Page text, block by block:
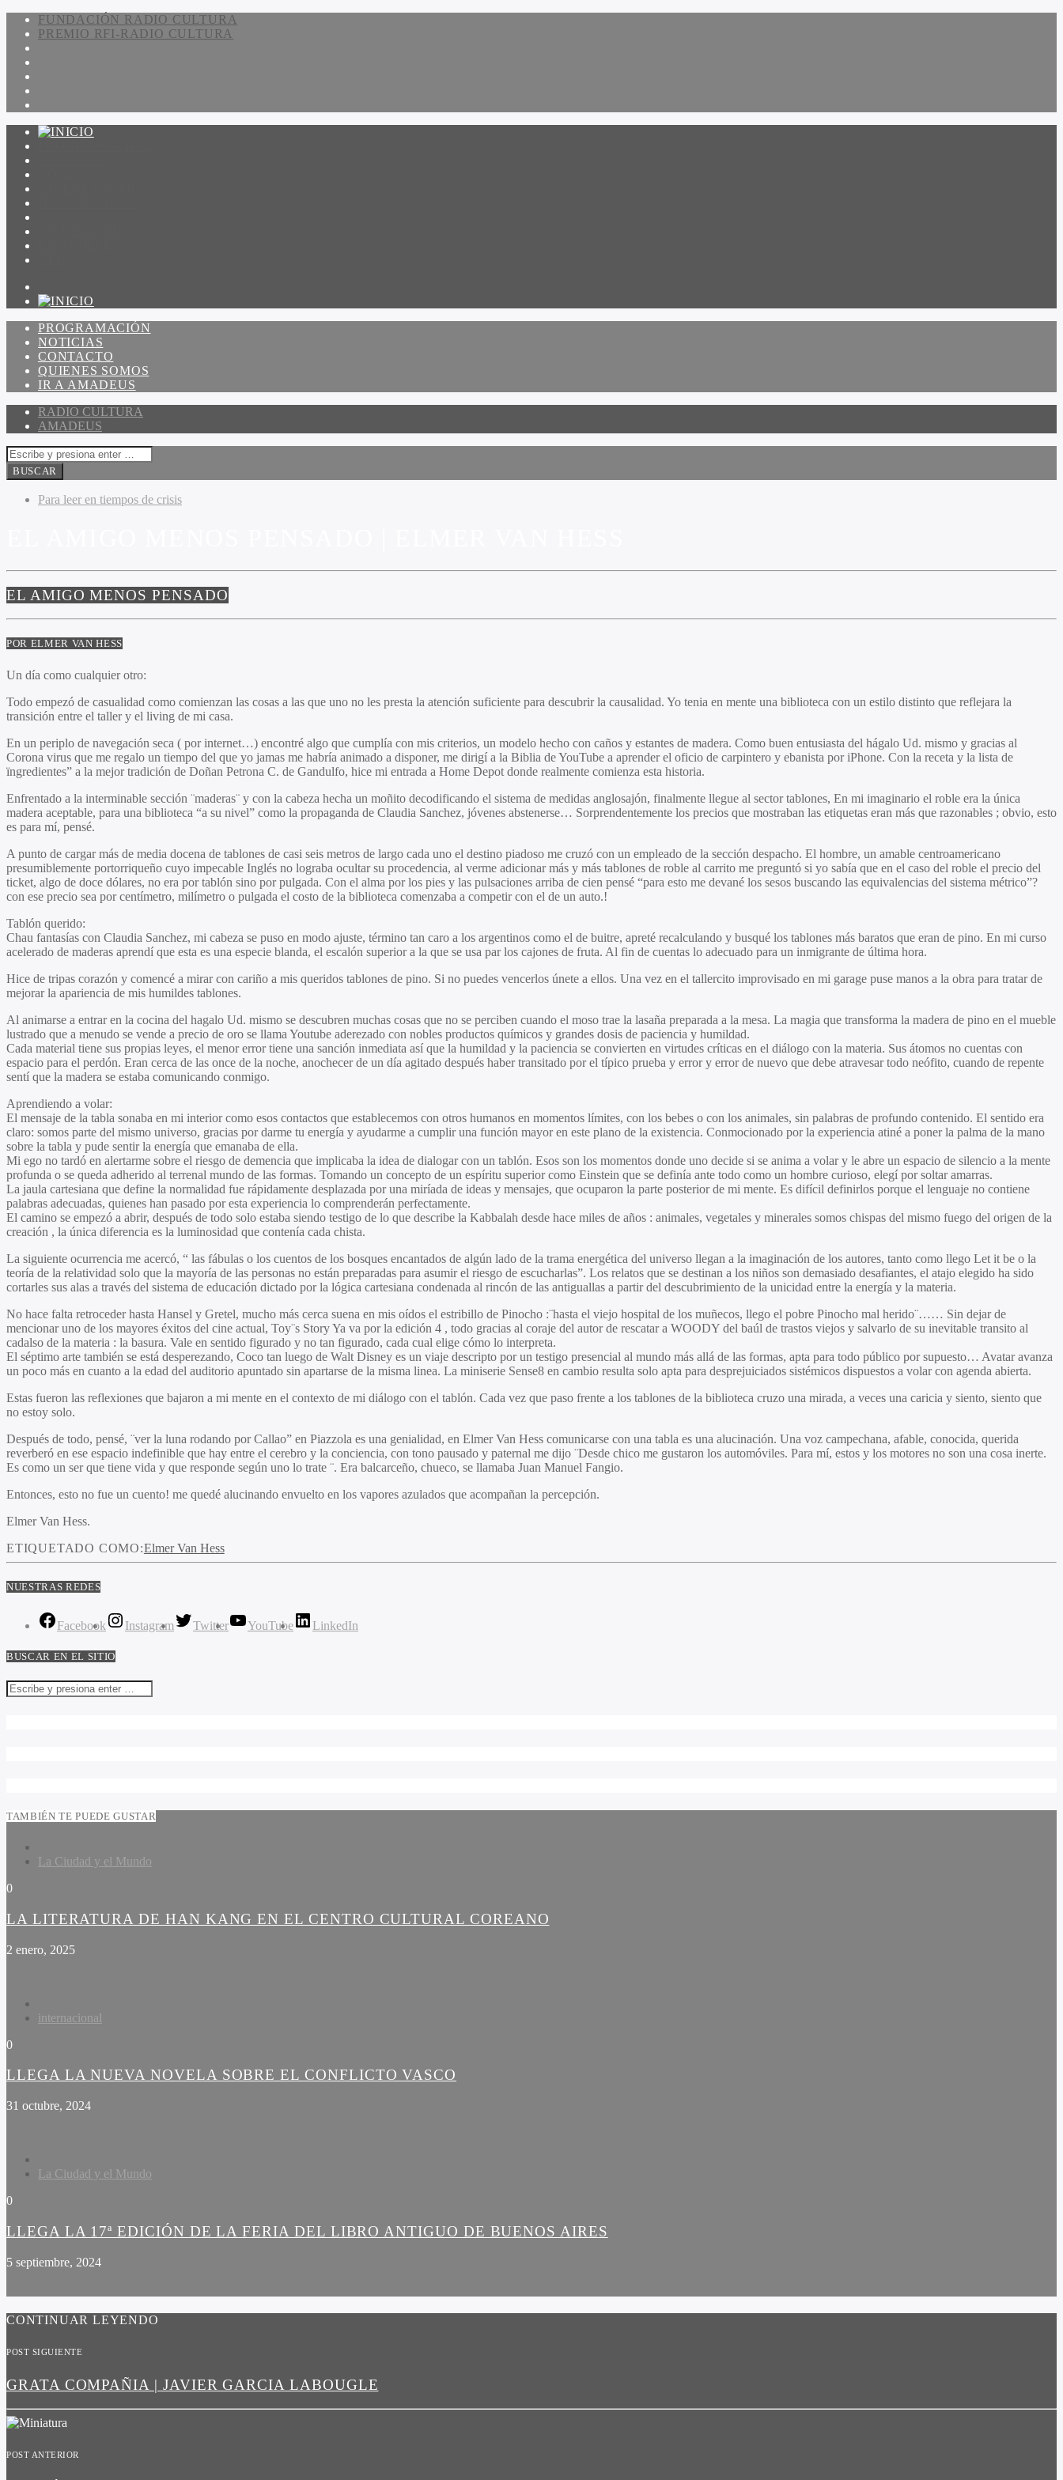
FUNDACIÓN RADIO CULTURA
PREMIO RFI-RADIO CULTURA
PROGRAMACIÓN
NOTICIAS
CONTACTO
QUIENES SOMOS
IR A AMADEUS
RADIO CULTURA
AMADEUS
Para leer en tiempos de crisis
EL AMIGO MENOS PENSADO
POR ELMER VAN HESS
Un día como cualquier otro:
Todo empezó de casualidad como comienzan las cosas a las que uno no les presta la atención suficiente para descubrir la causalidad. Yo tenia en mente una biblioteca con un estilo distinto que reflejara la
transición entre el taller y el living de mi casa.
En un periplo de navegación seca ( por internet…) encontré algo que cumplía con mis criterios, un modelo hecho con caños y estantes de madera. Como buen entusiasta del hágalo Ud. mismo y gracias al
Corona virus que me regalo un tiempo del que yo jamas me habría animado a disponer, me dirigí a la Biblia de YouTube a aprender el oficio de carpintero y ebanista por iPhone. Con la receta y la lista de
ïngredientes” a la mejor tradición de Doñan Petrona C. de Gandulfo, hice mi entrada a Home Depot donde realmente comienza esta historia.
Enfrentado a la interminable sección ¨maderas¨ y con la cabeza hecha un moñito decodificando el sistema de medidas anglosajón, finalmente llegue al sector tablones, En mi imaginario el roble era la única
madera aceptable, para una biblioteca “a su nivel” como la propaganda de Claudia Sanchez, jóvenes abstenerse… Sorprendentemente los precios que mostraban las etiquetas eran más que razonables ; obvio, esto
es para mí, pensé.
A punto de cargar más de media docena de tablones de casi seis metros de largo cada uno el destino piadoso me cruzó con un empleado de la sección despacho. El hombre, un amable centroamericano
presumiblemente portorriqueño cuyo impecable Inglés no lograba ocultar su procedencia, al verme adicionar más y más tablones de roble al carrito me preguntó si yo sabía que en el caso del roble el precio del
ticket, algo de doce dólares, no era por tablón sino por pulgada. Con el alma por los pies y las pulsaciones arriba de cien pensé “para esto me devané los sesos buscando las equivalencias del sistema métrico”?
con ese precio sea por centímetro, milímetro o pulgada el costo de la biblioteca comenzaba a competir con el de un auto.!
Tablón querido:
Chau fantasías con Claudia Sanchez, mi cabeza se puso en modo ajuste, término tan caro a los argentinos como el de buitre, apreté recalculando y busqué los tablones más baratos que eran de pino. En mi curso
acelerado de maderas aprendí que esta es una especie blanda, el escalón superior a la que se usa par los cajones de fruta. Al fin de cuentas lo adecuado para un inmigrante de última hora.
Hice de tripas corazón y comencé a mirar con cariño a mis queridos tablones de pino. Si no puedes vencerlos únete a ellos. Una vez en el tallercito improvisado en mi garage puse manos a la obra para tratar de
mejorar la apariencia de mis humildes tablones.
Al animarse a entrar en la cocina del hagalo Ud. mismo se descubren muchas cosas que no se perciben cuando el moso trae la lasaña preparada a la mesa. La magia que transforma la madera de pino en el mueble
lustrado que a menudo se vende a precio de oro se llama Youtube aderezado con nobles productos químicos y grandes dosis de paciencia y humildad.
Cada material tiene sus propias leyes, el menor error tiene una sanción inmediata así que la humildad y la paciencia se convierten en virtudes críticas en el diálogo con la materia. Sus átomos no cuentas con
espacio para el perdón. Eran cerca de las once de la noche, anochecer de un día agitado después haber transitado por el típico prueba y error y error de nuevo que debe atravesar todo neófito, cuando de repente
sentí que la madera se estaba comunicando conmigo.
Aprendiendo a volar:
El mensaje de la tabla sonaba en mi interior como esos contactos que establecemos con otros humanos en momentos límites, con los bebes o con los animales, sin palabras de profundo contenido. El sentido era
claro: somos parte del mismo universo, gracias por darme tu energía y ayudarme a cumplir una función mayor en este plano de la existencia. Conmocionado por la experiencia atiné a poner la palma de la mano
sobre la tabla y pude sentir la energía que emanaba de ella.
Mi ego no tardó en alertarme sobre el riesgo de demencia que implicaba la idea de dialogar con un tablón. Esos son los momentos donde uno decide si se anima a volar y le abre un espacio de silencio a la mente
profunda o se queda adherido al terrenal mundo de las formas. Tomando un concepto de un espíritu superior como Einstein que se definía ante todo como un hombre curioso, elegí por soltar amarras.
La jaula cartesiana que define la normalidad fue rápidamente desplazada por una miríada de ideas y mensajes, que ocuparon la parte posterior de mi mente. Es difícil definirlos porque el lenguaje no contiene
palabras adecuadas, quienes han pasado por esta experiencia lo comprenderán perfectamente.
El camino se empezó a abrir, después de todo solo estaba siendo testigo de lo que describe la Kabbalah desde hace miles de años : animales, vegetales y minerales somos chispas del mismo fuego del origen de la
creación , la única diferencia es la luminosidad que contenía cada chista.
La siguiente ocurrencia me acercó, “ las fábulas o los cuentos de los bosques encantados de algún lado de la trama energética del universo llegan a la imaginación de los autores, tanto como llego Let it be o la
teoría de la relatividad solo que la mayoría de las personas no están preparadas para asumir el riesgo de escucharlas”. Los relatos que se destinan a los niños son demasiado desafiantes, el atajo elegido ha sido
cortarles sus alas a través del sistema de educación dictado por la lógica cartesiana condenada al rincón de las antiguallas a partir del descubrimiento de la unicidad entre la energía y la materia.
No hace falta retroceder hasta Hansel y Gretel, mucho más cerca suena en mis oídos el estribillo de Pinocho :¨hasta el viejo hospital de los muñecos, llego el pobre Pinocho mal herido¨…… Sin dejar de
mencionar uno de los mayores éxitos del cine actual, Toy¨s Story Ya va por la edición 4 , todo gracias al coraje del autor de rescatar a WOODY del baúl de trastos viejos y salvarlo de su inevitable transito al
cadalso de la materia : la basura. Vale en sentido figurado y no tan figurado, cada cual elige cómo lo interpreta.
El séptimo arte también se está desperezando, Coco tan luego de Walt Disney es un viaje descripto por un testigo presencial al mundo más allá de las formas, apta para todo público por supuesto… Avatar avanza
un poco más en cuanto a la edad del auditorio apuntado sin apartarse de la misma linea. La miniserie Sense8 en cambio resulta solo apta para desprejuiciados sistémicos dispuestos a volar con agenda abierta.
Estas fueron las reflexiones que bajaron a mi mente en el contexto de mi diálogo con el tablón. Cada vez que paso frente a los tablones de la biblioteca cruzo una mirada, a veces una caricia y siento, siento que
no estoy solo.
Después de todo, pensé, ¨ver la luna rodando por Callao” en Piazzola es una genialidad, en Elmer Van Hess comunicarse con una tabla es una alucinación. Una voz campechana, afable, conocida, querida
reverberó en ese espacio indefinible que hay entre el cerebro y la conciencia, con tono pausado y paternal me dijo ¨Desde chico me gustaron los automóviles. Para mí, estos y los motores no son una cosa inerte.
Es como un ser que tiene vida y que responde según uno lo trate ¨. Era balcarceño, chueco, se llamaba Juan Manuel Fangio.
Entonces, esto no fue un cuento! me quedé alucinando envuelto en los vapores azulados que acompañan la percepción.
Elmer Van Hess.
ETIQUETADO COMO:Elmer Van Hess
NUESTRAS REDES
Facebook Instagram Twitter YouTube LinkedIn
BUSCAR EN EL SITIO
TAMBIÉN TE PUEDE GUSTAR
La Ciudad y el Mundo
0
LA LITERATURA DE HAN KANG EN EL CENTRO CULTURAL COREANO
2 enero, 2025
internacional
0
LLEGA LA NUEVA NOVELA SOBRE EL CONFLICTO VASCO
31 octubre, 2024
La Ciudad y el Mundo
0
LLEGA LA 17ª EDICIÓN DE LA FERIA DEL LIBRO ANTIGUO DE BUENOS AIRES
5 septiembre, 2024
CONTINUAR LEYENDO
POST SIGUIENTE
GRATA COMPAÑIA | JAVIER GARCIA LABOUGLE
POST ANTERIOR